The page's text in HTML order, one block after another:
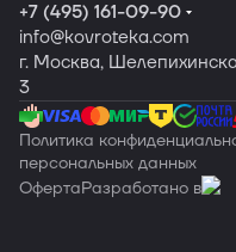
+7 (495) 161-09-90
info@kovroteka.com
г. Москва,
3
Политика
персональных данных
ОфертаРазработано в